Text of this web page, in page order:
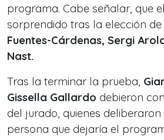
programa. Cabe señalar, que
sorprendido tras la elección de
Fuentes-Cárdenas, Sergi
Nast.
Tras la terminar la prueba,
Gissella Gallardo debieron
del jurado, quienes
persona que dejaría el